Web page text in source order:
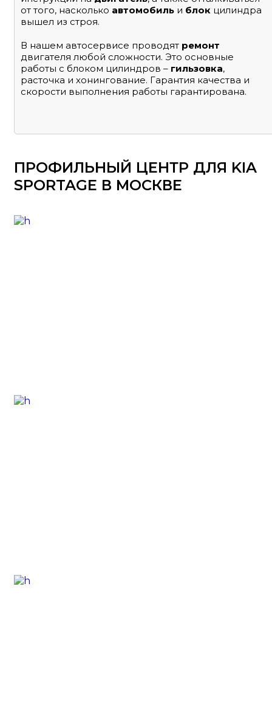
от того, насколько автомобиль и блок цилиндра
вышел из строя.
В нашем автосервисе проводят ремонт
двигателя любой сложности. Это основные
работы с блоком цилиндров – гильзовка,
расточка и хонингование. Гарантия качества и
скорости выполнения работы гарантирована.
ПРОФИЛЬНЫЙ ЦЕНТР ДЛЯ KIA
SPORTAGE В МОСКВЕ